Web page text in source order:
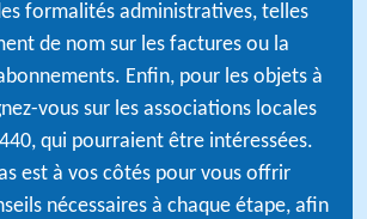
formalités administratives, telles
de nom sur les factures ou la
Enfin, pour les objets à
vous sur les associations locales
qui pourraient être intéressées.
est à vos côtés pour vous offrir
nécessaires à chaque étape, afin